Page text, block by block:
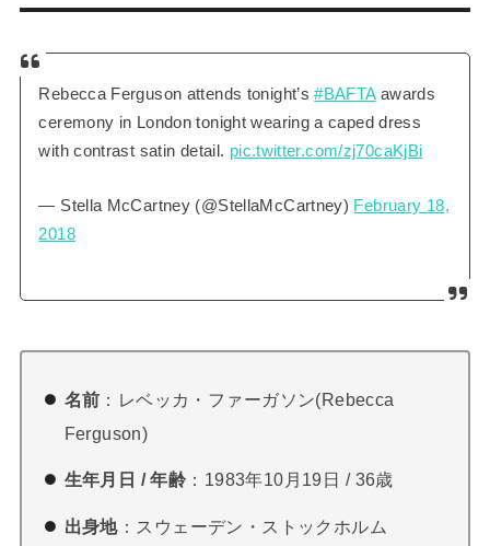
Rebecca Ferguson attends tonight’s#BAFTAawards
ceremony in London tonight wearing a caped dress
with contrast satin detail. pic.twitter.com/zj70caKjBi
— Stella McCartney (@StellaMcCartney) February 18,
2018
名前 ：レベッカ・ファーガソン(Rebecca
Ferguson)
生年月日 / 年齢 ：1983年10月19日 / 36歳
出身地：スウェーデン・ストックホルム